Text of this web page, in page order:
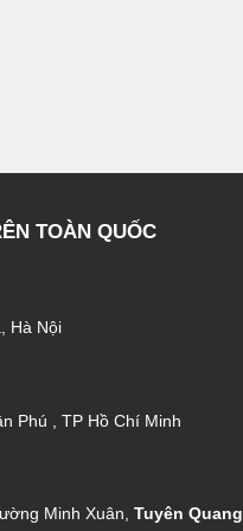
TOÀN QUỐC
Hà Nội
Phú , TP Hồ Chí Minh
Minh Xuân, Tuyên Quang